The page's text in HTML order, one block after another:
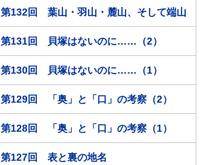
第132回 葉山・羽山・麓山、そして端山
第131回 貝塚はないのに……（2）
第130回 貝塚はないのに……（1）
第129回 「奥」と「口」の考察（2）
第128回 「奥」と「口」の考察（1）
第127回 表と裏の地名